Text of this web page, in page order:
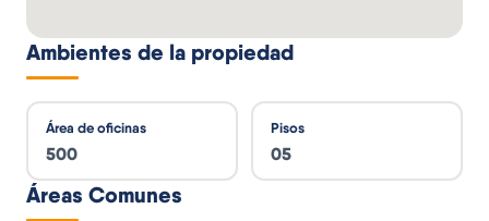
Ambientes de la propiedad
Área de oficinas
500
Pisos
05
Áreas Comunes